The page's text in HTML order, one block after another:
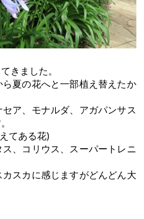
きました。
夏の花へと一部植え替えたか
ア、モナルダ、アガパンサス
てある花)
、コリウス、スーパートレニ
スカに感じますがどんどん大